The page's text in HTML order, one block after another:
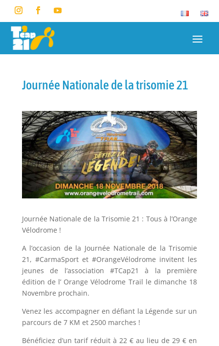
Journée Nationale de la trisomie 21
Journée Nationale de la Trisomie 21 : Tous à l’Orange
Vélodrome !
A l’occasion de la Journée Nationale de la Trisomie
21, #CarmaSport et #OrangeVélodrome invitent les
jeunes de l’association #TCap21 à la première
édition de l’ Orange Vélodrome Trail le dimanche 18
Novembre prochain.
Venez les accompagner en défiant la Légende sur un
parcours de 7 KM et 2500 marches !
Bénéficiez d’un tarif réduit à 22 € au lieu de 29 € en